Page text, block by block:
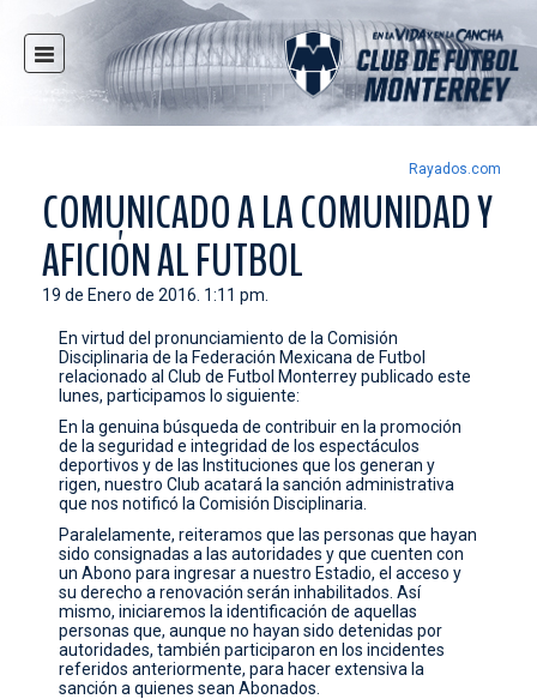
INICIO
NOTICIAS
MULTIMEDIA
RAYADOS
RAYADAS
FUERZAS BÁSICAS
RESPONSABILIDAD SOCIAL
TAQUILLA
TIENDA
ESTADIO
PRENSA
CONTACTO
Rayados.com
COMUNICADO A LA COMUNIDAD Y
AFICIÓN AL FUTBOL
19 de Enero de 2016. 1:11 pm.
En virtud del pronunciamiento de la Comisión
Disciplinaria de la Federación Mexicana de Futbol
relacionado al Club de Futbol Monterrey publicado este
lunes, participamos lo siguiente:
En la genuina búsqueda de contribuir en la promoción
de la seguridad e integridad de los espectáculos
deportivos y de las Instituciones que los generan y
rigen, nuestro Club acatará la sanción administrativa
que nos notificó la Comisión Disciplinaria.
Paralelamente, reiteramos que las personas que hayan
sido consignadas a las autoridades y que cuenten con
un Abono para ingresar a nuestro Estadio, el acceso y
su derecho a renovación serán inhabilitados. Así
mismo, iniciaremos la identificación de aquellas
personas que, aunque no hayan sido detenidas por
autoridades, también participaron en los incidentes
referidos anteriormente, para hacer extensiva la
sanción a quienes sean Abonados.